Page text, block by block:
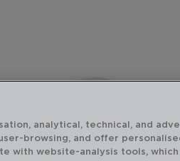
analytical, technical, and
browsing, and offer
with website-analysis tools, which